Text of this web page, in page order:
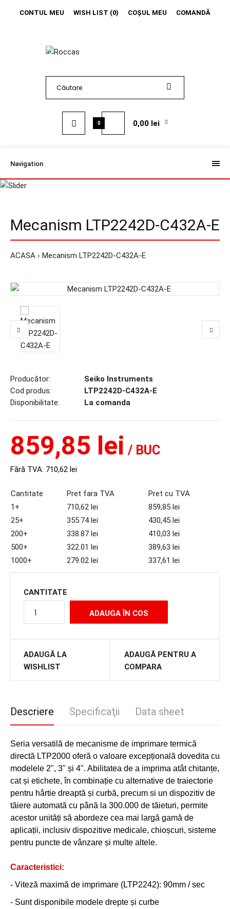
CONTUL MEU WISH LIST (0) COŞUL MEU COMANDĂ
0 0,00 lei
Navigation
Mecanism LTP2242D-C432A-E
ACASA Mecanism LTP2242D-C432A-E
Producător:
Seiko Instruments
Cod produs:
LTP2242D-C432A-E
Disponibilitate:
La comanda
859,85 lei / BUC
Fără TVA: 710,62 lei
Cantitate Pret fara TVA
Pret cu TVA
1+
710,62 lei
859,85 lei
25+
355.74 lei
430,45 lei
200+
338.87 lei
410,03 lei
500+
322.01 lei
389,63 lei
1000+
279.02 lei 337,61 lei
CANTITATE
ADAUGĂ LA
WISHLIST
ADAUGĂ PENTRU A
COMPARA
Descriere Specificaţii Data sheet
Seria versatilă de mecanisme de imprimare termică
directă LTP2000 oferă o valoare excepțională dovedita cu
modelele 2", 3" și 4". Abilitatea de a imprima atât chitanțe,
cat și etichete, în combinație cu alternative de traiectorie
pentru hârtie dreaptă și curbă, precum si un dispozitiv de
tăiere automată cu până la 300.000 de tăieturi, permite
acestor unități să abordeze cea mai largă gamă de
aplicații, inclusiv dispozitive medicale, chioșcuri, sisteme
pentru puncte de vânzare și multe altele.
Caracteristici:
- Viteză maximă de imprimare (LTP2242): 90mm / sec
- Sunt disponibile modele drepte și curbe